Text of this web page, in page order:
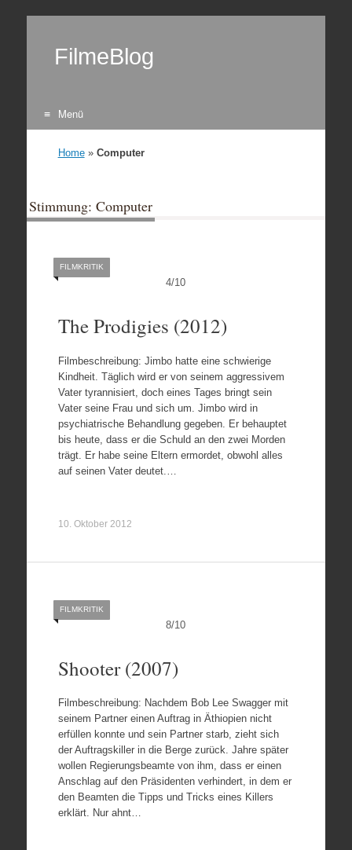
FilmeBlog
Menü
Home» Computer
Stimmung: Computer
4/10
FILMKRITIK
The Prodigies (2012)
Filmbeschreibung: Jimbo hatte eine schwierige
Kindheit. Täglich wird er von seinem aggressivem
Vater tyrannisiert, doch eines Tages bringt sein
Vater seine Frau und sich um. Jimbo wird in
psychiatrische Behandlung gegeben. Er behauptet
bis heute, dass er die Schuld an den zwei Morden
trägt. Er habe seine Eltern ermordet, obwohl alles
auf seinen Vater deutet.…
10. Oktober 2012
8/10
FILMKRITIK
Shooter (2007)
Filmbeschreibung: Nachdem Bob Lee Swagger mit
seinem Partner einen Auftrag in Äthiopien nicht
erfüllen konnte und sein Partner starb, zieht sich
der Auftragskiller in die Berge zurück. Jahre später
wollen Regierungsbeamte von ihm, dass er einen
Anschlag auf den Präsidenten verhindert, in dem er
den Beamten die Tipps und Tricks eines Killers
erklärt. Nur ahnt…